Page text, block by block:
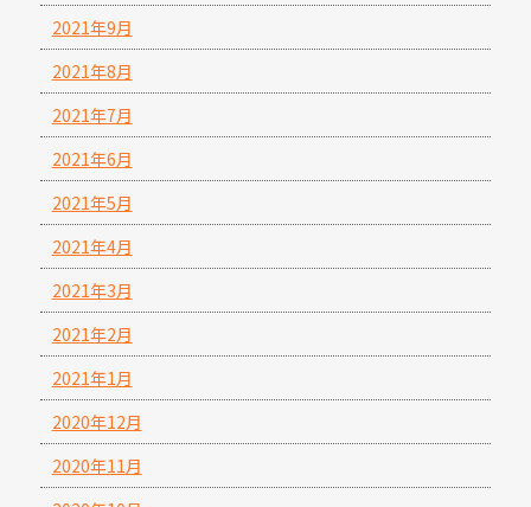
2021年9月
2021年8月
2021年7月
2021年6月
2021年5月
2021年4月
2021年3月
2021年2月
2021年1月
2020年12月
2020年11月